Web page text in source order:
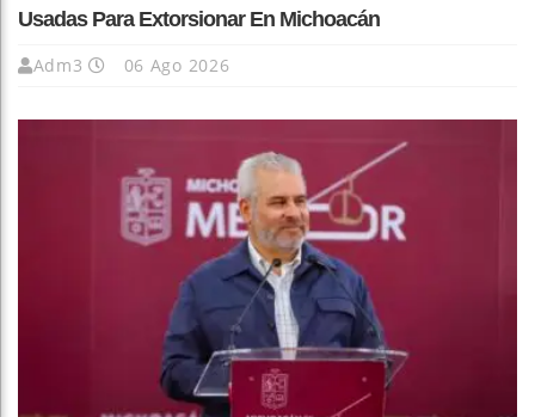
Usadas Para Extorsionar En Michoacán
Adm3 06 Ago 2026